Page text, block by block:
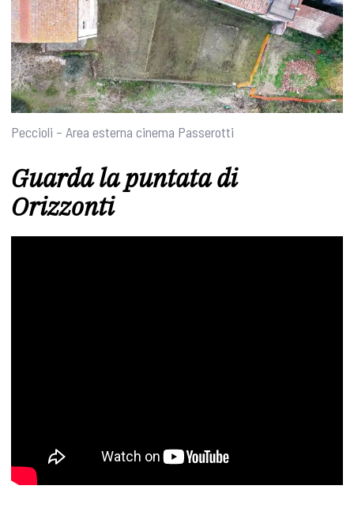
Peccioli – Area esterna cinema Passerotti
Guarda la puntata di
Orizzonti